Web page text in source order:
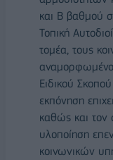
και Β βαθμού
Τοπική
τομέα, τους
Ειδικού
εκπόνηση
καθώς και τον
υλοποίηση
κοινωνικών